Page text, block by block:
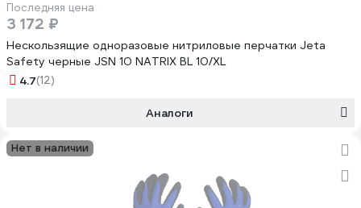
Последняя цена
3 172 ₽
Нескользящие одноразовые нитриловые перчатки Jeta
Safety черные JSN 10 NATRIX BL 10/XL
4.7(12)
Аналоги
Нет в наличии